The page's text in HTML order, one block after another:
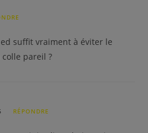
suffit vraiment à éviter le
pareil ?
RÉPONDRE